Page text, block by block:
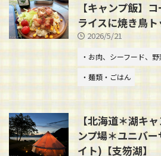
【キャンプ飯】
ライスに焼き鳥
2026/5/21
・お肉、シーフード、野
・麺類・ごはん
【北海道＊湖キ
ンプ場＊ユニバ
イト)【支笏湖】